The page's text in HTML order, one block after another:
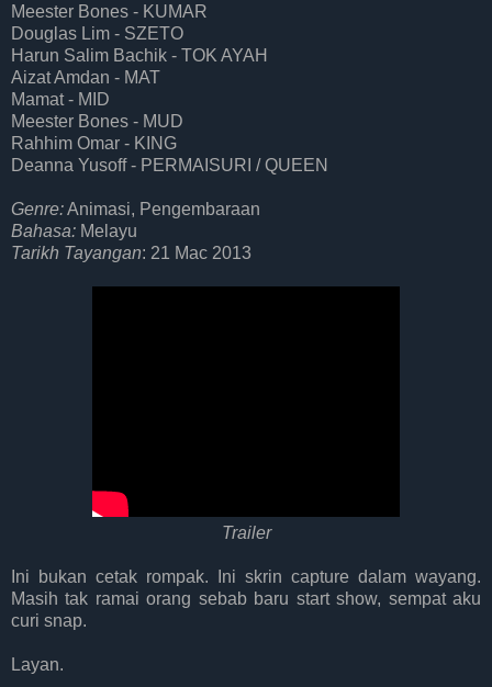
Meester Bones - KUMAR
Douglas Lim - SZETO
Harun Salim Bachik - TOK AYAH
Aizat Amdan - MAT
Mamat - MID
Meester Bones - MUD
Rahhim Omar - KING
Deanna Yusoff - PERMAISURI / QUEEN
Genre:Animasi, Pengembaraan
Bahasa: Melayu
Tarikh Tayangan: 21 Mac 2013
Trailer
Ini bukan cetak rompak. Ini skrin capture dalam wayang.
Masih tak ramai orang sebab baru start show, sempat aku
curi snap.
Layan.